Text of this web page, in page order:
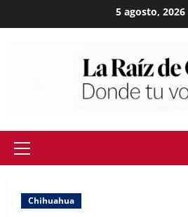
to
5 agosto, 2026
Primary
Chihuahua